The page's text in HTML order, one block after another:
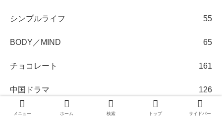
シンプルライフ 55
BODY／MIND 65
チョコレート 161
中国ドラマ 126
中国茶／お茶関連 63
メニュー ホーム 検索 トップ サイドバー